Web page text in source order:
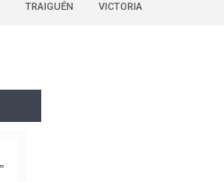
TRAIGUÉN VICTORIA